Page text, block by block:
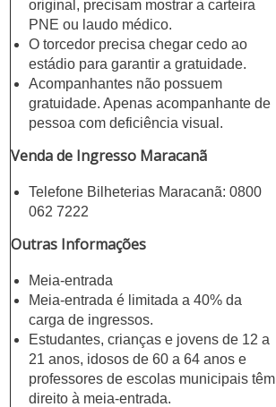
original, precisam mostrar a carteira
PNE ou laudo médico.
O torcedor precisa chegar cedo ao
estádio para garantir a gratuidade.
Acompanhantes não possuem
gratuidade. Apenas acompanhante de
pessoa com deficiência visual.
Venda de Ingresso Maracanã
Telefone Bilheterias Maracanã: 0800
062 7222
Outras Informações
Meia-entrada
Meia-entrada é limitada a 40% da
carga de ingressos.
Estudantes, crianças e jovens de 12 a
21 anos, idosos de 60 a 64 anos e
professores de escolas municipais têm
direito à meia-entrada.